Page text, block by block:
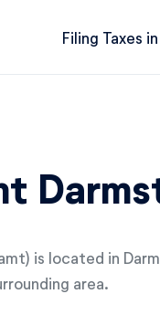
Filing Taxes
is located in
area.